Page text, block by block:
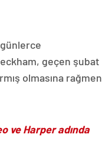
geçen şubat
olmasına rağmen
ve Harper adında